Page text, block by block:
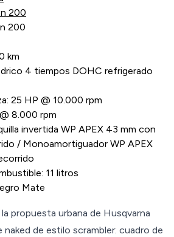
200
200
km
4 tiempos DOHC refrigerado
25 HP @ 10.000 rpm
8.000 rpm
invertida WP APEX 43 mm con
/ Monoamortiguador WP APEX
11 litros
Mate
propuesta urbana de Husqvarna
naked de estilo scrambler: cuadro de